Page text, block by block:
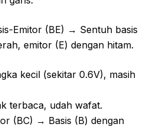
Emitor (BE) → Sentuh basis
emitor (E) dengan hitam.
kecil (sekitar 0.6V), masih
terbaca, udah wafat.
(BC) → Basis (B) dengan